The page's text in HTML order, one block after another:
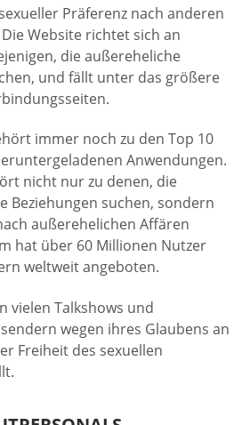
Präferenz nach anderen
Website richtet sich an
die außereheliche
und fällt unter das größere
immer noch zu den Top 10
Anwendungen.
nicht nur zu denen, die
Beziehungen suchen, sondern
außerehelichen Affären
hat über 60 Millionen Nutzer
weltweit angeboten.
vielen Talkshows und
wegen ihres Glaubens an
Freiheit des sexuellen